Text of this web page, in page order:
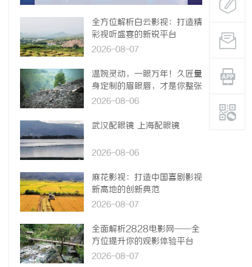
全方位解析白云影视：打造精
彩视听盛宴的新锐平台
2026-08-07
温婉灵动，一眼万年！久匠量
身定制的眉眼唇，才是你整张
脸的点睛之笔！淡颜系女生的
2026-08-06
武汉配眼镜 上海配眼镜
2026-08-06
麻花影视：打造中国喜剧影视
新高地的创新典范
2026-08-07
全面解析2828电影网——全
方位提升你的观影体验平台
2026-08-07